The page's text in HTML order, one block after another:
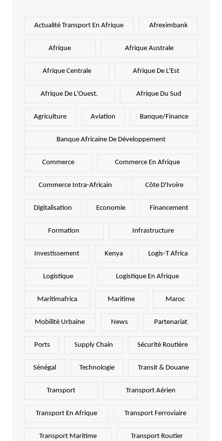
Actualité Transport En Afrique Afreximbank
Afrique Afrique Australe
Afrique Centrale Afrique De L'Est
Afrique De L'Ouest. Afrique Du Sud
Agriculture Aviation Banque/Finance
Banque Africaine De Développement
Commerce Commerce En Afrique
Commerce Intra-Africain Côte D'Ivoire
Digitalisation Economie Financement
Formation Infrastructure
Investissement Kenya Logis-T Africa
Logistique Logistique En Afrique
Maritimafrica Maritime Maroc
Mobilité Urbaine News Partenariat
Ports Supply Chain Sécurité Routière
Sénégal Technologie Transit & Douane
Transport Transport Aérien
Transport En Afrique Transport Ferroviaire
Transport Maritime Transport Routier